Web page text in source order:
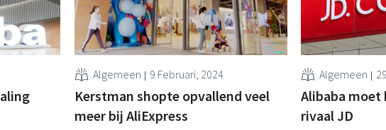
Algemeen 9 Februari, 2024
Kerstman shopte opvallend veel
meer bij AliExpress
Algemeen
Alibaba moet
rivaal JD